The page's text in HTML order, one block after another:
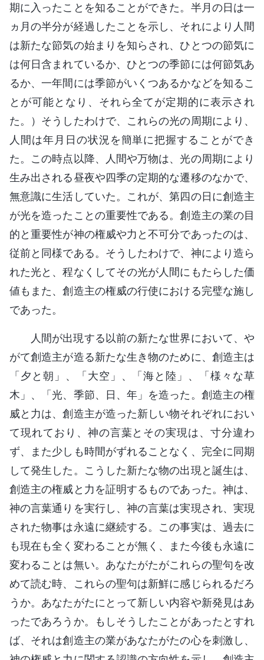
期に入ったことを知ることができた。半月の日は一
ヵ月の半分が経過したことを示し、それにより人間
は新たな節気の始まりを知らされ、ひとつの節気に
は何日含まれているか、ひとつの季節には何節気あ
るか、一年間には季節がいくつあるかなどを知るこ
とが可能となり、それら全てが定期的に表示され
た。）そうしたわけで、これらの光の周期により、
人間は年月日の状況を簡単に把握することができ
た。この時点以降、人間や万物は、光の周期により
生み出される昼夜や四季の定期的な遷移のなかで、
無意識に生活していた。これが、第四の日に創造主
が光を造ったことの重要性である。創造主の業の目
的と重要性が神の権威や力と不可分であったのは、
従前と同様である。そうしたわけで、神により造ら
れた光と、程なくしてその光が人間にもたらした価
値もまた、創造主の権威の行使における完璧な施し
であった。
人間が出現する以前の新たな世界において、や
がて創造主が造る新たな生き物のために、創造主は
「夕と朝」、「大空」、「海と陸」、「様々な草
木」、「光、季節、日、年」を造った。創造主の権
威と力は、創造主が造った新しい物それぞれにおい
て現れており、神の言葉とその実現は、寸分違わ
ず、また少しも時間がずれることなく、完全に同期
して発生した。こうした新たな物の出現と誕生は、
創造主の権威と力を証明するものであった。神は、
神の言葉通りを実行し、神の言葉は実現され、実現
された物事は永遠に継続する。この事実は、過去に
も現在も全く変わることが無く、また今後も永遠に
変わることは無い。あなたがたがこれらの聖句を改
めて読む時、これらの聖句は新鮮に感じられるだろ
うか。あなたがたにとって新しい内容や新発見はあ
ったであろうか。もしそうしたことがあったとすれ
ば、それは創造主の業があなたがたの心を刺激し、